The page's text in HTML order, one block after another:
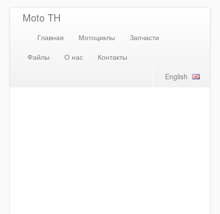
Moto TH
Главная Мотоциклы
Запчасти
Файлы
О нас
Контакты
English